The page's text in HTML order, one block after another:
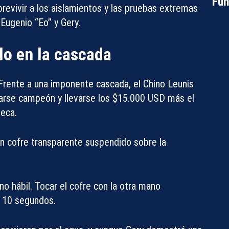
a los aislamientos y las pruebas extremas
Eugenio “Eo” y Gery.
en la cascada
a una imponente cascada, el Chino Leunis
campeón y llevarse los $15.000 USD más el
cofre transparente suspendido sobre la
hábil. Tocar el cofre con la otra mano
segundos.
Compartir con: